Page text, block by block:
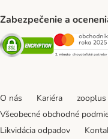
Zabezpečenie a
Security
O nás Kariéra
Všeobecné obchodné
Likvidácia odpadov